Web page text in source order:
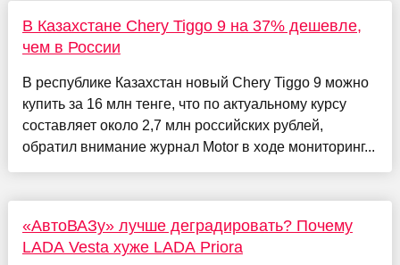
В Казахстане Chery Tiggo 9 на 37% дешевле,
чем в России
В республике Казахстан новый Chery Tiggo 9 можно
купить за 16 млн тенге, что по актуальному курсу
составляет около 2,7 млн российских рублей,
обратил внимание журнал Motor в ходе мониторинг...
«АвтоВАЗу» лучше деградировать? Почему
LADA Vesta хуже LADA Priora